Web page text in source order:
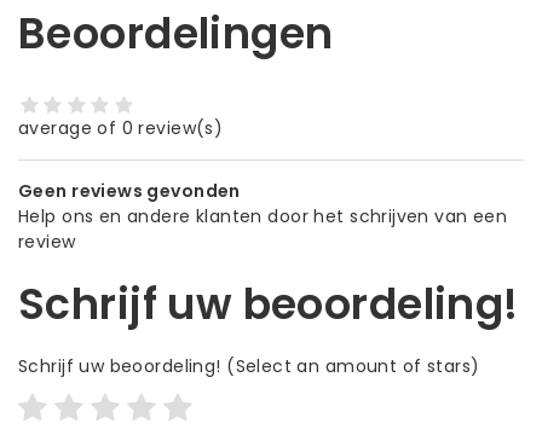
Beoordelingen
average of 0 review(s)
Geen reviews gevonden
Help ons en andere klanten door het schrijven van een
review
Schrijf uw beoordeling!
Schrijf uw beoordeling! (Select an amount of stars)